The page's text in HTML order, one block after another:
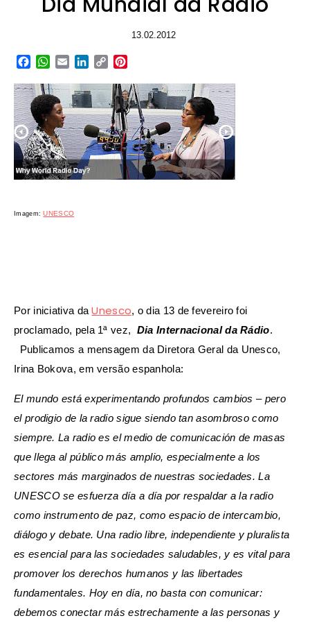
13.02.2012
Facebook
WhatsApp
EmailLinkedIn
Copy
Imagem:UNESCO
Por iniciativa daUnesco, o dia 13 de fevereiro foi
proclamado, pela 1ª vez, Dia Internacional da Rádio.
Publicamos a mensagem da Diretora Geral da Unesco,
Irina Bokova, em versão espanhola:
El mundo está experimentando profundos cambios – pero
el prodigio de la radio sigue siendo tan asombroso como
siempre. La radio es el medio de comunicación de masas
que llega al público más amplio, especialmente a los
sectores más marginados de nuestras sociedades. La
UNESCO se esfuerza día a día por respaldar a la radio
como instrumento de paz, como espacio de intercambio,
diálogo y debate. Una radio libre, independiente y pluralista
es esencial para las sociedades saludables, y es vital para
promover los derechos humanos y las libertades
fundamentales. Hoy en día, no basta con comunicar:
debemos conectar más estrechamente a las personas y